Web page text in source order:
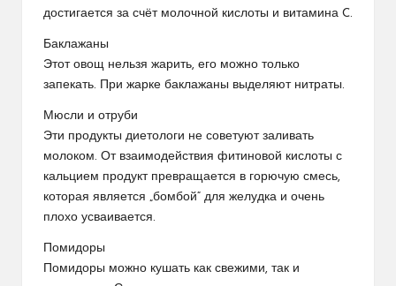
достигается за счёт молочной кислоты и витамина C.
Баклажаны
Этот овощ нельзя жарить, его можно только
запекать. При жарке баклажаны выделяют нитраты.
Мюсли и отруби
Эти продукты диетологи не советуют заливать
молоком. От взаимодействия фитиновой кислоты с
кальцием продукт превращается в горючую смесь,
которая является „бомбой“ для желудка и очень
плохо усваивается.
Помидоры
Помидоры можно кушать как свежими, так и